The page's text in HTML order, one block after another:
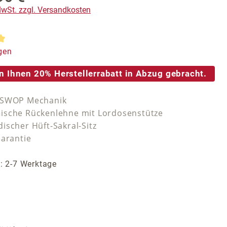
zzgl. Versandkosten
Bewertung von 5 von 5 Sternen
Ihnen 20% Herstellerrabatt in Abzug gebracht.
Mechanik
Rückenlehne mit Lordosenstütze
Hüft-Sakral-Sitz
2-7 Werktage